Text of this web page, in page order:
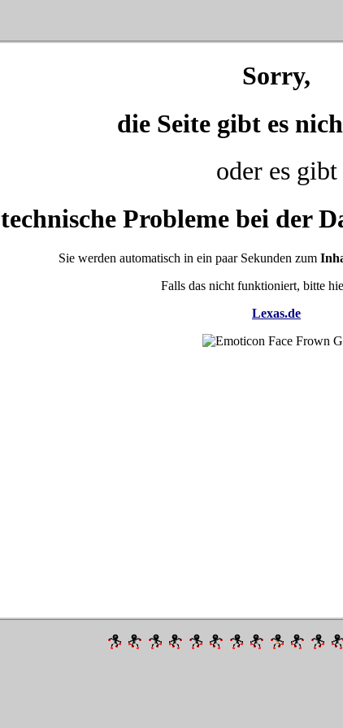
Sorry,
die Seite gibt es
oder es gibt
technische Probleme bei der
Sie werden automatisch in ein paar Sekunden zum
Falls das nicht funktioniert, bitte
Lexas.de